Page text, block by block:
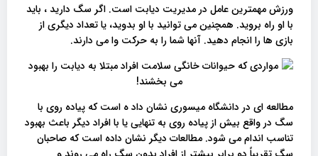
ورزش مهمترین عامل در مدیریت دیابت است. اگر سگ دارید ، باید
با او راه بروید. همچنین می توانید با او بدوید، یا تعداد دیگری از
بازی ها را انجام دهید. آنها شما را به حرکت وا می دارند.
مطالعه ای در دانشگاه میسوری نشان داد ه است که پیاده روی با
سگ در واقع بیش از پیاده روی به تنهایی یا با افراد دیگر باعث بهبود
تناسب اندام می شود. مطالعات دیگر نشان داده است که صاحبان